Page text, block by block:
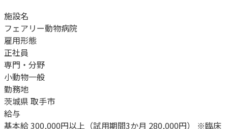
施設名
フェアリー動物病院
雇用形態
正社員
専門・分野
小動物一般
勤務地
茨城県 取手市
給与
基本給 300,000円以上（試用期間3か月 280,000円） ※臨床